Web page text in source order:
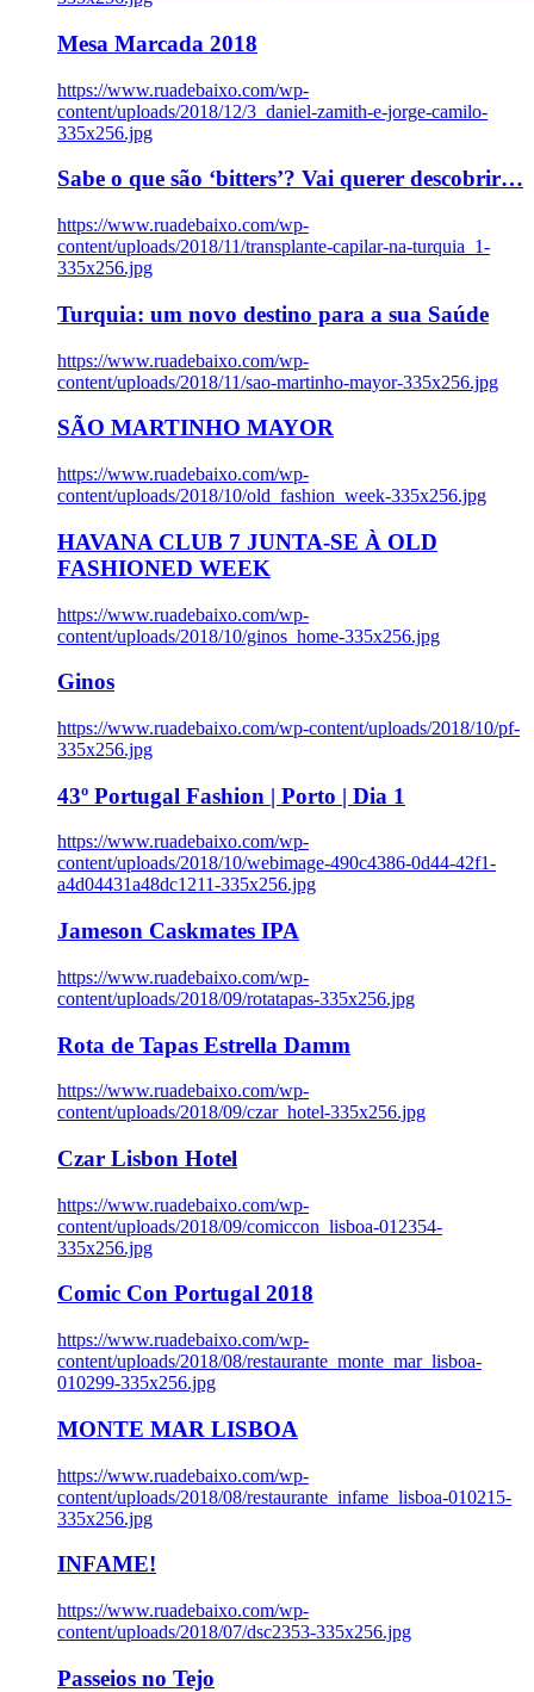
Mesa Marcada 2018
https://www.ruadebaixo.com/wp-
content/uploads/2018/12/3_daniel-zamith-e-jorge-camilo-
335x256.jpg
Sabe o que são ‘bitters’? Vai querer descobrir…
https://www.ruadebaixo.com/wp-
content/uploads/2018/11/transplante-capilar-na-turquia_1-
335x256.jpg
Turquia: um novo destino para a sua Saúde
https://www.ruadebaixo.com/wp-
content/uploads/2018/11/sao-martinho-mayor-335x256.jpg
SÃO MARTINHO MAYOR
https://www.ruadebaixo.com/wp-
content/uploads/2018/10/old_fashion_week-335x256.jpg
HAVANA CLUB 7 JUNTA-SE À OLD
FASHIONED WEEK
https://www.ruadebaixo.com/wp-
content/uploads/2018/10/ginos_home-335x256.jpg
Ginos
https://www.ruadebaixo.com/wp-content/uploads/2018/10/pf-
335x256.jpg
43º Portugal Fashion | Porto | Dia 1
https://www.ruadebaixo.com/wp-
content/uploads/2018/10/webimage-490c4386-0d44-42f1-
a4d04431a48dc1211-335x256.jpg
Jameson Caskmates IPA
https://www.ruadebaixo.com/wp-
content/uploads/2018/09/rotatapas-335x256.jpg
Rota de Tapas Estrella Damm
https://www.ruadebaixo.com/wp-
content/uploads/2018/09/czar_hotel-335x256.jpg
Czar Lisbon Hotel
https://www.ruadebaixo.com/wp-
content/uploads/2018/09/comiccon_lisboa-012354-
335x256.jpg
Comic Con Portugal 2018
https://www.ruadebaixo.com/wp-
content/uploads/2018/08/restaurante_monte_mar_lisboa-
010299-335x256.jpg
MONTE MAR LISBOA
https://www.ruadebaixo.com/wp-
content/uploads/2018/08/restaurante_infame_lisboa-010215-
335x256.jpg
INFAME!
https://www.ruadebaixo.com/wp-
content/uploads/2018/07/dsc2353-335x256.jpg
Passeios no Tejo